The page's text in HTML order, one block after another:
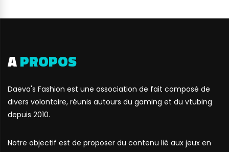
APROPOS
Daeva's Fashion est une association de fait composé de
divers volontaire, réunis autours du gaming et du vtubing
depuis 2010.
Notre objectif est de proposer du contenu lié aux jeux en